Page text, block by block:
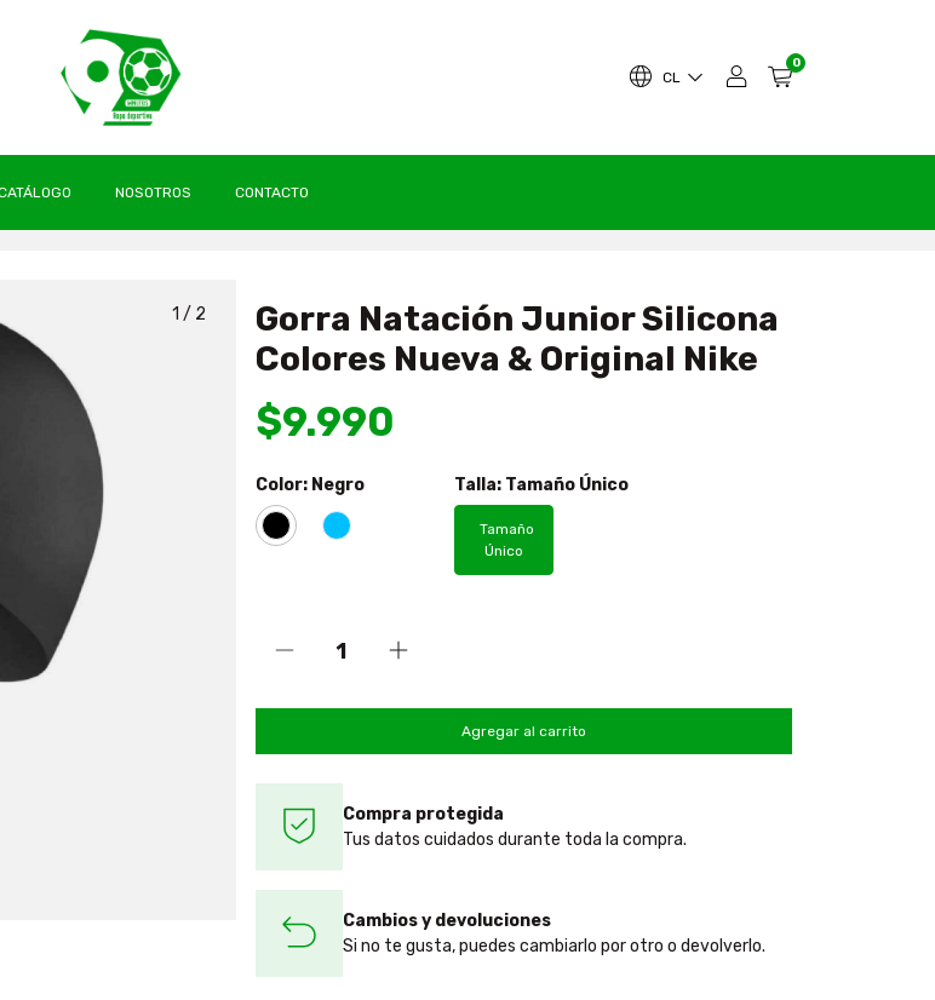
CL
0
NOSOTROS
CONTACTO
1 / 2
Gorra Natación Junior Silicona
Colores Nueva & Original Nike
$9.990
Color: Negro Talla: Tamaño Único
Tamaño
Único
Compra protegida
Tus datos cuidados durante toda la compra.
Cambios y devoluciones
Si no te gusta, puedes cambiarlo por otro o devolverlo.